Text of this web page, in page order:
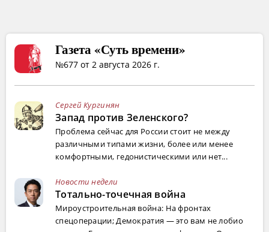
Газета «Суть времени»
№677 от 2 августа 2026 г.
Сергей Кургинян
Запад против Зеленского?
Проблема сейчас для России стоит не между
различными типами жизни, более или менее
комфортными, гедонистическими или нет...
Новости недели
Тотально-точечная война
Мироустроительная война: На фронтах
спецоперации; Демократия — это вам не лобио